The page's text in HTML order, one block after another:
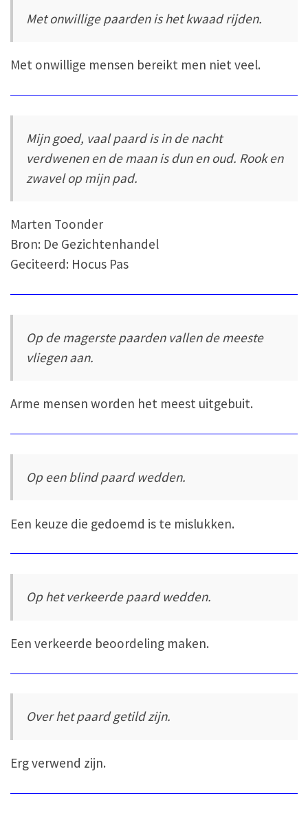
Met onwillige paarden is het kwaad rijden.
Met onwillige mensen bereikt men niet veel.
Mijn goed, vaal paard is in de nacht
verdwenen en de maan is dun en oud. Rook en
zwavel op mijn pad.
Marten Toonder
Bron: De Gezichtenhandel
Geciteerd: Hocus Pas
Op de magerste paarden vallen de meeste
vliegen aan.
Arme mensen worden het meest uitgebuit.
Op een blind paard wedden.
Een keuze die gedoemd is te mislukken.
Op het verkeerde paard wedden.
Een verkeerde beoordeling maken.
Over het paard getild zijn.
Erg verwend zijn.